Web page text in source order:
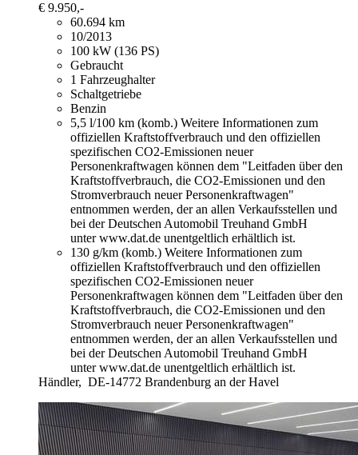
€ 9.950,-
60.694 km
10/2013
100 kW (136 PS)
Gebraucht
1 Fahrzeughalter
Schaltgetriebe
Benzin
5,5 l/100 km (komb.) Weitere Informationen zum
offiziellen Kraftstoffverbrauch und den offiziellen
spezifischen CO2-Emissionen neuer
Personenkraftwagen können dem "Leitfaden über den
Kraftstoffverbrauch, die CO2-Emissionen und den
Stromverbrauch neuer Personenkraftwagen"
entnommen werden, der an allen Verkaufsstellen und
bei der Deutschen Automobil Treuhand GmbH
unter www.dat.de unentgeltlich erhältlich ist.
130 g/km (komb.) Weitere Informationen zum
offiziellen Kraftstoffverbrauch und den offiziellen
spezifischen CO2-Emissionen neuer
Personenkraftwagen können dem "Leitfaden über den
Kraftstoffverbrauch, die CO2-Emissionen und den
Stromverbrauch neuer Personenkraftwagen"
entnommen werden, der an allen Verkaufsstellen und
bei der Deutschen Automobil Treuhand GmbH
unter www.dat.de unentgeltlich erhältlich ist.
Händler, DE-14772 Brandenburg an der Havel